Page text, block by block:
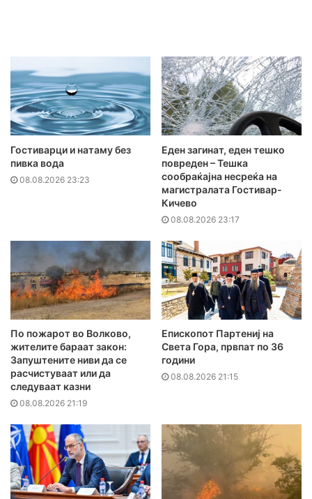
Гостиварци и натаму без
пивка вода
08.08.2026 23:23
Еден загинат, еден тешко
повреден – Тешка
сообраќајна несреќа на
магистралата Гостивар-
Кичево
08.08.2026 23:17
По пожарот во Волково,
жителите бараат закон:
Запуштените ниви да се
расчистуваат или да
следуваат казни
08.08.2026 21:19
Епископот Партениј на
Света Гора, првпат по 36
години
08.08.2026 21:15